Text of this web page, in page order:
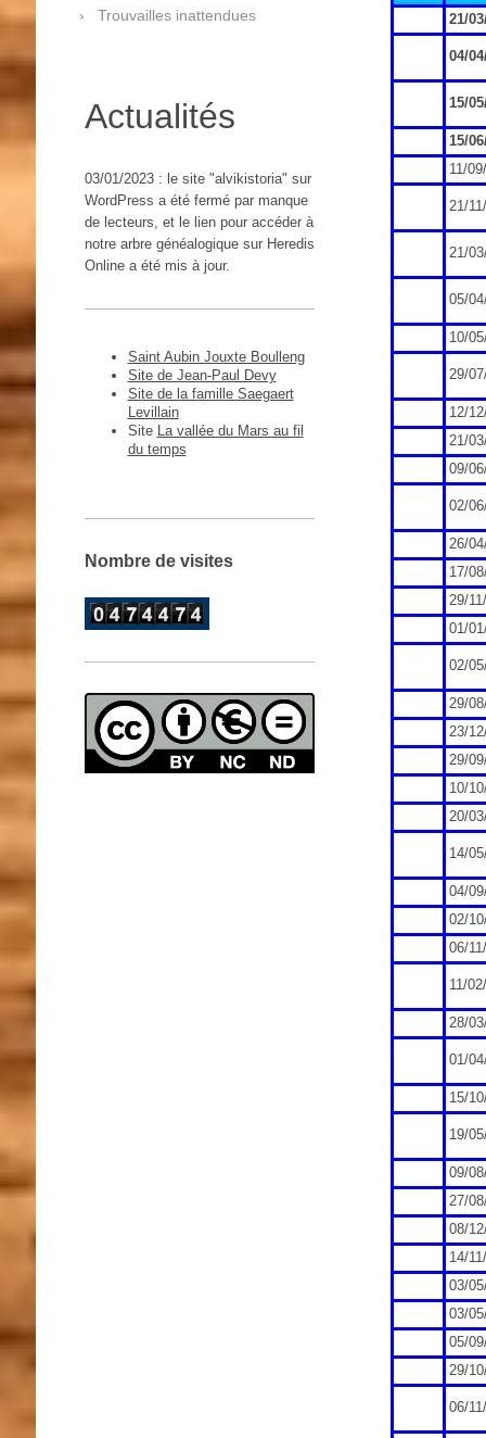
21/
04/
15/
15/
11/
21/
21/
05/
10/
29/
12/
21/
09/
02/
26/
17/
29/
01/
02/
29/
23/
29/
10/
20/
14/
04/
02/
06/
11/
28/
01/
15/
19/
09/
27/
08/
14/
03/
03/
05/
29/
06/
Trouvailles inattendues
Actualités
03/01/2023 : le site "alvikistoria" sur
WordPress a été fermé par manque
de lecteurs, et le lien pour accéder à
notre arbre généalogique sur Heredis
Online a été mis à jour.
Saint Aubin Jouxte Boulleng
Site de Jean-Paul Devy
Site de la famille Saegaert
Levillain
Site La vallée du Mars au fil
du temps
Nombre de visites